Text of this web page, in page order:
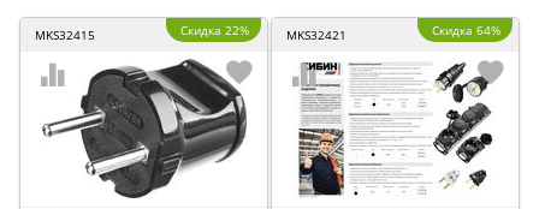
MKS32415 Скидка 22% MKS32421 Скидка 64%